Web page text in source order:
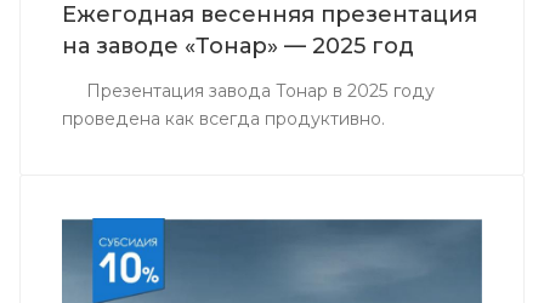
Ежегодная весенняя презентация
на заводе «Тонар» — 2025 год
Презентация завода Тонар в 2025 году
проведена как всегда продуктивно.